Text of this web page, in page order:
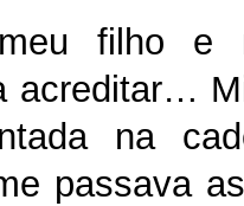
meu filho e
acreditar…
na
passava